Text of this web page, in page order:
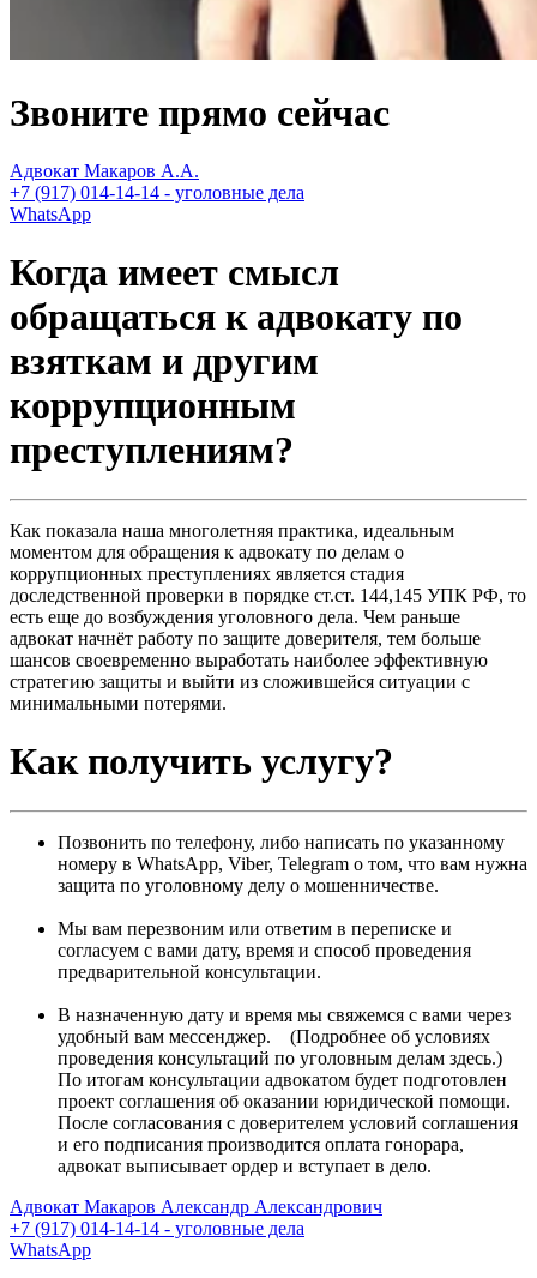
Звоните прямо сейчас
Адвокат Макаров А.А.
+7 (917) 014-14-14 - уголовные дела
WhatsApp
Когда имеет смысл
обращаться к адвокату по
взяткам и другим
коррупционным
преступлениям?
Как показала наша многолетняя практика, идеальным
моментом для обращения к адвокату по делам о
коррупционных преступлениях является стадия
доследственной проверки в порядке ст.ст. 144,145 УПК РФ, то
есть еще до возбуждения уголовного дела. Чем раньше
адвокат начнёт работу по защите доверителя, тем больше
шансов своевременно выработать наиболее эффективную
стратегию защиты и выйти из сложившейся ситуации с
минимальными потерями.
Как получить услугу?
Позвонить по телефону, либо написать по указанному
номеру в WhatsApp, Viber, Telegram о том, что вам нужна
защита по уголовному делу о мошенничестве.
Мы вам перезвоним или ответим в переписке и
согласуем с вами дату, время и способ проведения
предварительной консультации.
В назначенную дату и время мы свяжемся с вами через
удобный вам мессенджер. (Подробнее об условиях
проведения консультаций по уголовным делам здесь.)
По итогам консультации адвокатом будет подготовлен
проект соглашения об оказании юридической помощи.
После согласования с доверителем условий соглашения
и его подписания производится оплата гонорара,
адвокат выписывает ордер и вступает в дело.
Адвокат Макаров Александр Александрович
+7 (917) 014-14-14 - уголовные дела
WhatsApp